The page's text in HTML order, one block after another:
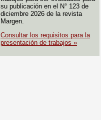
su publicación en el N° 123 de
diciembre 2026 de la revista
Margen.
Consultar los requisitos para la
presentación de trabajos »